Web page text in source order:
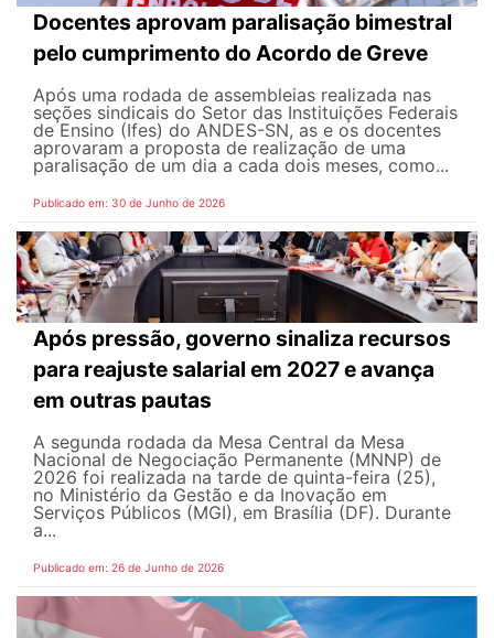
Docentes aprovam paralisação bimestral
pelo cumprimento do Acordo de Greve
Após uma rodada de assembleias realizada nas
seções sindicais do Setor das Instituições Federais
de Ensino (Ifes) do ANDES-SN, as e os docentes
aprovaram a proposta de realização de uma
paralisação de um dia a cada dois meses, como...
Publicado em: 30 de Junho de 2026
Após pressão, governo sinaliza recursos
para reajuste salarial em 2027 e avança
em outras pautas
A segunda rodada da Mesa Central da Mesa
Nacional de Negociação Permanente (MNNP) de
2026 foi realizada na tarde de quinta-feira (25),
no Ministério da Gestão e da Inovação em
Serviços Públicos (MGI), em Brasília (DF). Durante
a...
Publicado em: 26 de Junho de 2026